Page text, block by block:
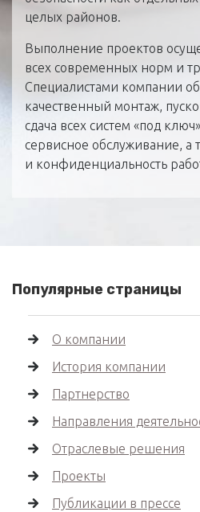
целых районов.
Выполнение проектов
всех современных норм и
Специалистами компании
качественный монтаж,
сдача всех систем «под
сервисное обслуживание, а
и конфиденциальность
Популярные страницы
О компании
История компании
Партнерство
Направления
Отраслевые решения
Проекты
Публикации в прессе